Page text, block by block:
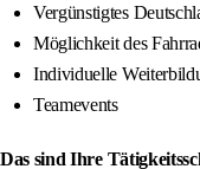
Vergünstigtes
Möglichkeit des
Individuelle
Teamevents
Das sind Ihre